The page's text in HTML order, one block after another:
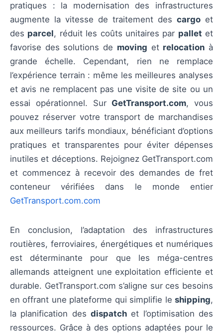
pratiques : la modernisation des infrastructures
augmente la vitesse de traitement des cargo et
des parcel, réduit les coûts unitaires par pallet et
favorise des solutions de moving et relocation à
grande échelle. Cependant, rien ne remplace
l’expérience terrain : même les meilleures analyses
et avis ne remplacent pas une visite de site ou un
essai opérationnel. Sur GetTransport.com, vous
pouvez réserver votre transport de marchandises
aux meilleurs tarifs mondiaux, bénéficiant d’options
pratiques et transparentes pour éviter dépenses
inutiles et déceptions. Rejoignez GetTransport.com
et commencez à recevoir des demandes de fret
conteneur vérifiées dans le monde entier
GetTransport.com.com
En conclusion, l’adaptation des infrastructures
routières, ferroviaires, énergétiques et numériques
est déterminante pour que les méga-centres
allemands atteignent une exploitation efficiente et
durable. GetTransport.com s’aligne sur ces besoins
en offrant une plateforme qui simplifie le shipping,
la planification des dispatch et l’optimisation des
ressources. Grâce à des options adaptées pour le